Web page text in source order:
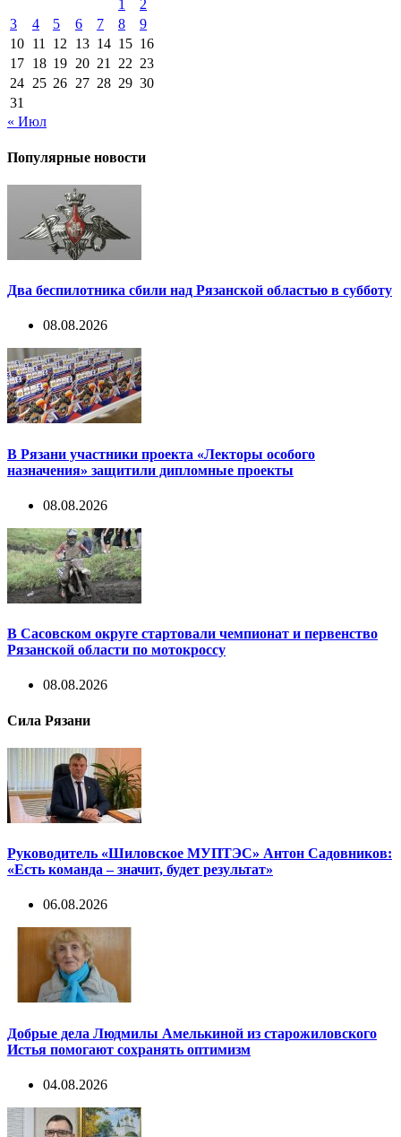
1
2
3
4 5 6 7 8
9
10 11 12 13 14 15 16
17 18 19 20 21 22 23
24 25 26 27 28 29 30
31
« Июл
Популярные новости
Два беспилотника сбили над Рязанской областью в субботу
08.08.2026
В Рязани участники проекта «Лекторы особого
назначения» защитили дипломные проекты
08.08.2026
В Сасовском округе стартовали чемпионат и первенство
Рязанской области по мотокроссу
08.08.2026
Сила Рязани
Руководитель «Шиловское МУПТЭС» Антон Садовников:
«Есть команда – значит, будет результат»
06.08.2026
Добрые дела Людмилы Амелькиной из старожиловского
Истья помогают сохранять оптимизм
04.08.2026